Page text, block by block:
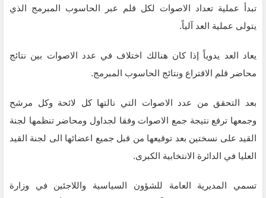
تبدأ عملية تعداد الاصوات لكل قلم عبر الحاسوب المبرمج الذي
يتولى عملية العد آلياً.
يعاد العد يدوياً إذا كان هنالك اختلاف في عدد الاصوات بين نتائج
محاضر قلم الاقتراع ونتائج الحاسوب المبرمج.
بعد التحقق من عدد الاصوات التي نالتها كل لائحة وكل مرشح
وجمعها ترفع نتيجة جمع الاصوات وفقا لجداول ومحاضر تنظمها لجنة
القيد على نسختين بعد توقيعها من قبل جميع اعضائها الى لجنة القيد
العليا في الدائرة الانتخابية الكبرى.
تسمي المديرية العامة للشؤون السياسية واللاجئين في وزارة